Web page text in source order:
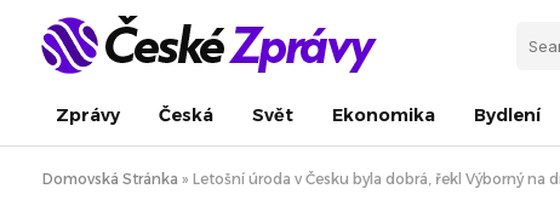
Zprávy Česká Svět Ekonomika Bydlení
Domovská Stránka » Letošní úroda v Česku byla dobrá, řekl Výborný na